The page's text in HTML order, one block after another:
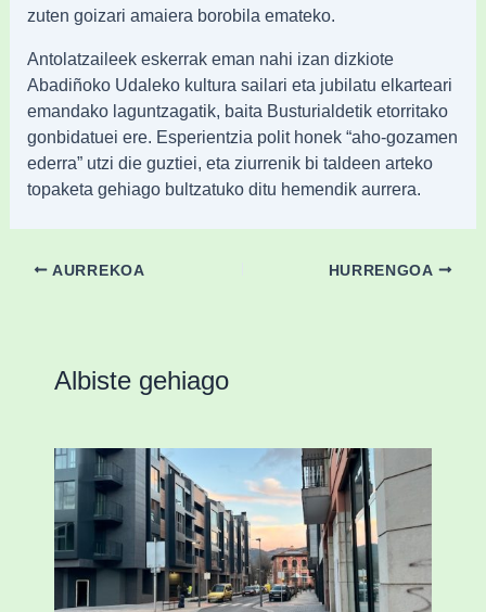
zuten goizari amaiera borobila emateko.
Antolatzaileek eskerrak eman nahi izan dizkiote
Abadiñoko Udaleko kultura sailari eta jubilatu elkarteari
emandako laguntzagatik, baita Busturialdetik etorritako
gonbidatuei ere. Esperientzia polit honek “aho-gozamen
ederra” utzi die guztiei, eta ziurrenik bi taldeen arteko
topaketa gehiago bultzatuko ditu hemendik aurrera.
AURREKOA HURRENGOA
Albiste gehiago